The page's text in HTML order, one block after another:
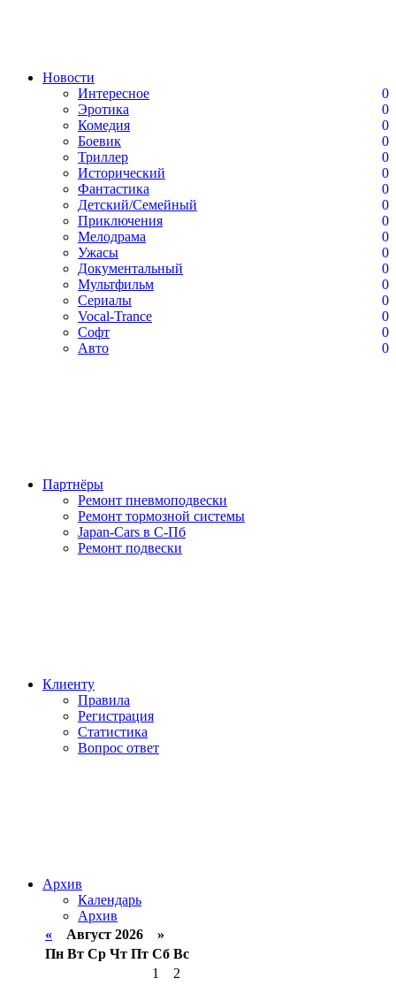
Новости
Интересное
0
Эротика
0
Комедия
0
Боевик
0
Триллер
0
Исторический
0
Фантастика
0
Детский/Семейный
0
Приключения
0
Мелодрама
0
Ужасы
0
Документальный
0
Мультфильм
0
Сериалы
0
Vocal-Trance
0
Софт
0
Авто
0
Партнёры
Ремонт пневмоподвески
Ремонт тормозной системы
Japan-Cars в С-Пб
Ремонт подвески
Клиенту
Правила
Регистрация
Статистика
Вопрос ответ
Архив
Календарь
Архив
« Август 2026 »
Пн Вт Ср Чт Пт Сб Вс
1
2